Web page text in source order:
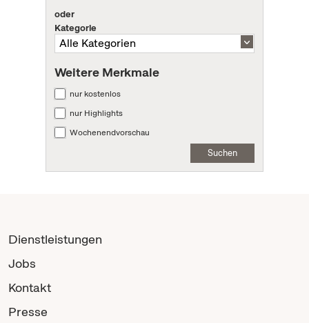
oder
Kategorie
Weitere Merkmale
nur kostenlos
nur Highlights
Wochenendvorschau
Suchen
Dienstleistungen
Jobs
Kontakt
Presse